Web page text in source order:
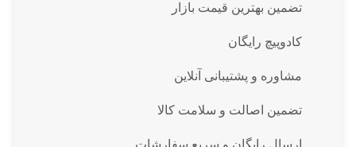
تضمین بهترین قیمت بازار
کادوپیچ رایگان
مشاوره و پشتیبانی آنلاین
تضمین اصالت و سلامت کالا
ارسال رایگان و سریع سفارشات